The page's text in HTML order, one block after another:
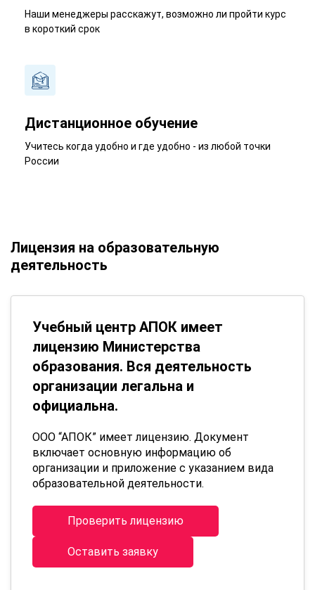
Наши менеджеры расскажут, возможно ли пройти курс
в короткий срок
Дистанционное обучение
Учитесь когда удобно и где удобно - из любой точки
России
Лицензия на образовательную
деятельность
Учебный центр АПОК имеет
лицензию Министерства
образования. Вся деятельность
организации легальна и
официальна.
ООО “АПОК” имеет лицензию. Документ
включает основную информацию об
организации и приложение с указанием вида
образовательной деятельности.
Проверить лицензию
Оставить заявку